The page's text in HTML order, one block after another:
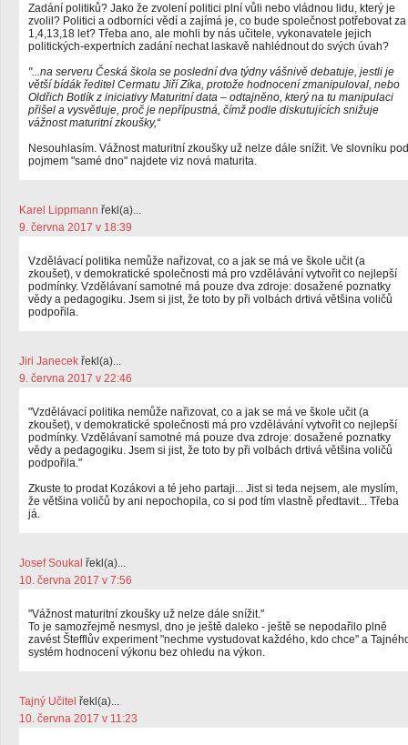
Zadání politiků? Jako že zvolení politici plní vůli nebo vládnou lidu, který je
zvolil? Politici a odborníci vědí a zajímá je, co bude společnost potřebovat za
1,4,13,18 let? Třeba ano, ale mohli by nás učitele, vykonavatele jejich
politických-expertních zadání nechat laskavě nahlédnout do svých úvah?
"...na serveru Česká škola se poslední dva týdny vášnivě debatuje, jestli je
větší bídák ředitel Cermatu Jiří Zíka, protože hodnocení zmanipuloval, nebo
Oldřich Botlík z iniciativy Maturitní data – odtajněno, který na tu manipulaci
přišel a vysvětluje, proč je nepřípustná, čímž podle diskutujících snižuje
vážnost maturitní zkoušky,“
Nesouhlasím. Vážnost maturitní zkoušky už nelze dále snížit. Ve slovníku pod
pojmem "samé dno" najdete viz nová maturita.
Karel Lippmann řekl(a)...
9. června 2017 v 18:39
Vzdělávací politika nemůže nařizovat, co a jak se má ve škole učit (a
zkoušet), v demokratické společnosti má pro vzdělávání vytvořit co nejlepší
podmínky. Vzdělávaní samotné má pouze dva zdroje: dosažené poznatky
vědy a pedagogiku. Jsem si jist, že toto by při volbách drtivá většina voličů
podpořila.
Jiri Janecek řekl(a)...
9. června 2017 v 22:46
"Vzdělávací politika nemůže nařizovat, co a jak se má ve škole učit (a
zkoušet), v demokratické společnosti má pro vzdělávání vytvořit co nejlepší
podmínky. Vzdělávaní samotné má pouze dva zdroje: dosažené poznatky
vědy a pedagogiku. Jsem si jist, že toto by při volbách drtivá většina voličů
podpořila."
Zkuste to prodat Kozákovi a té jeho partaji... Jist si teda nejsem, ale myslím,
že většina voličů by ani nepochopila, co si pod tím vlastně předtavit... Třeba
já.
Josef Soukal řekl(a)...
10. června 2017 v 7:56
"Vážnost maturitní zkoušky už nelze dále snížit."
To je samozřejmě nesmysl, dno je ještě daleko - ještě se nepodařilo plně
zavést Štefflův experiment "nechme vystudovat každého, kdo chce" a
systém hodnocení výkonu bez ohledu na výkon.
Tajný Učitel řekl(a)...
10. června 2017 v 11:23